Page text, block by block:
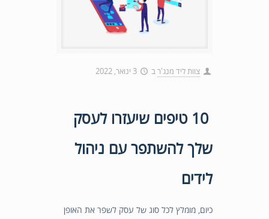
צוות ליד מנג'רב 3 ינואר, 2022
10 טיפים שיעזרו לעסק
שלך להשתפר עם ניהול
לידים
כיום, מומלץ לכל סוג של עסק לשפר את האופן